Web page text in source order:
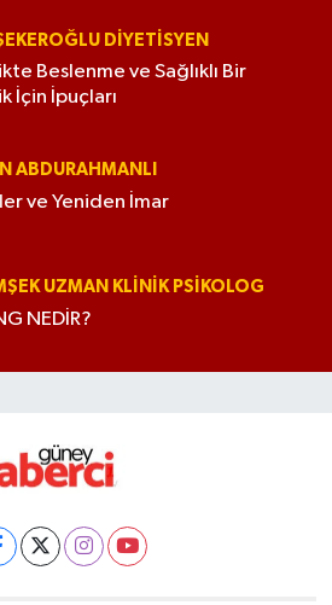
DIYETISYEN
Beslenme ve Sağlıklı Bir
İçin İpuçları
ABDURAHMANLI
ve Yeniden İmar
UZMAN KLINIK PSIKOLOG
NEDİR?